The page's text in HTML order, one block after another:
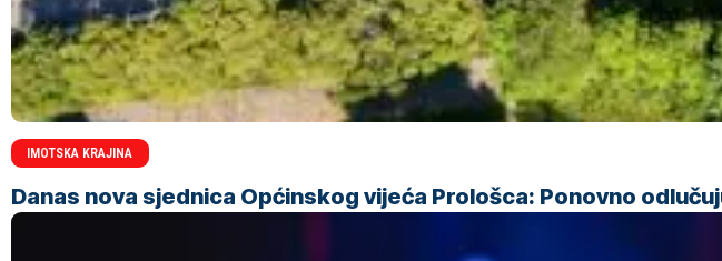
IMOTSKA KRAJINA
Danas nova sjednica Općinskog vijeća Prološca: Ponovno